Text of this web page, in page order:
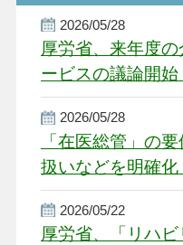
2026/05/28
厚労省、来年度
ービスの議論開
厳しい経営環境に
2026/05/28
「在医総管」の
扱いなどを明確
2026/05/22
厚労省、「リハ